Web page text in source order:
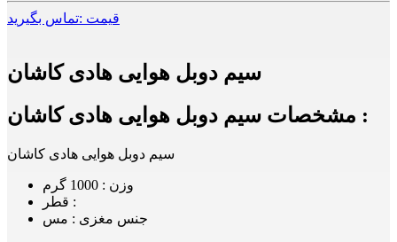
قیمت :تماس بگیرید
سیم دوبل هوایی هادی کاشان
مشخصات سیم دوبل هوایی هادی کاشان :
سیم دوبل هوایی هادی کاشان
وزن : 1000 گرم
قطر :
جنس مغزی : مس